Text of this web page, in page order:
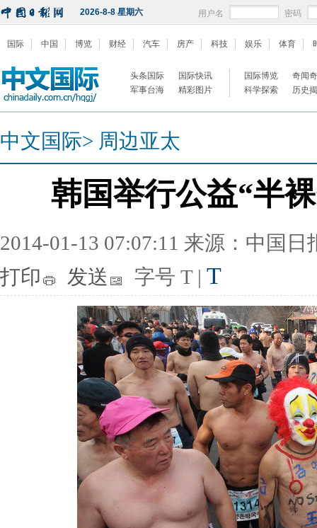
2026-8-8 星期六 用户名 密码
国际 中国 博览 财经 汽车 房产 科技 娱乐 体育
头条国际
国际快讯
军事台海
精彩图片
国际博览
奇闻
科学探索
历史
中文国际> 周边亚太
韩国举行公益“半
2014-01-13 07:07:11 来源：中国日
打印
发送 字号 T | T